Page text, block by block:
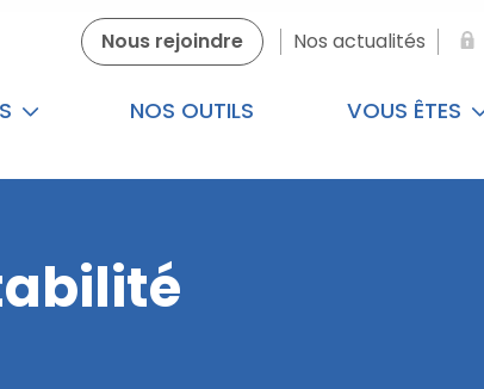
Nous rejoindre Nos actualités
NOS OUTILS VOUS ÊTES